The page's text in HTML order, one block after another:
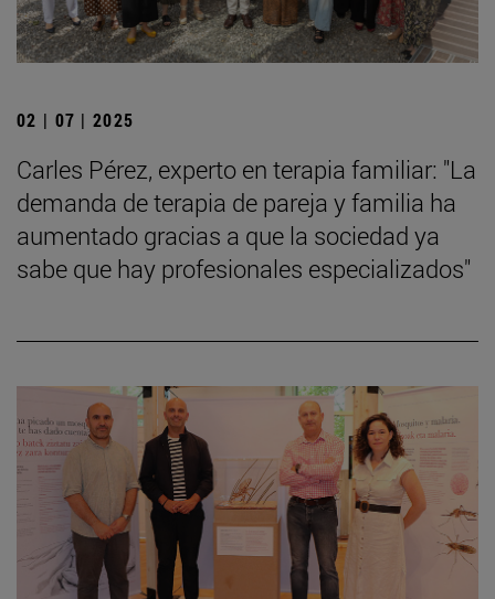
02 | 07 | 2025
Carles Pérez, experto en terapia familiar: "La
demanda de terapia de pareja y familia ha
aumentado gracias a que la sociedad ya
sabe que hay profesionales especializados"